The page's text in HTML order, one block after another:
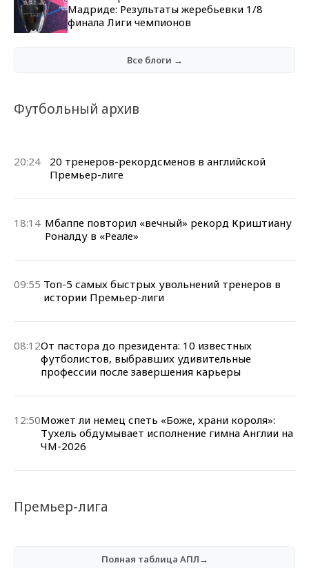
Мадриде: Результаты жеребьевки 1/8
финала Лиги чемпионов
Все блоги →
Футбольный архив
20:24
20 тренеров-рекордсменов в английской
Премьер-лиге
18:14 Мбаппе повторил «вечный» рекорд Криштиану
Роналду в «Реале»
09:55 Топ-5 самых быстрых увольнений тренеров в
истории Премьер-лиги
08:12От пастора до президента: 10 известных
футболистов, выбравших удивительные
профессии после завершения карьеры
12:50Может ли немец спеть «Боже, храни короля»:
Тухель обдумывает исполнение гимна Англии на
ЧМ-2026
Премьер-лига
Полная таблица АПЛ→